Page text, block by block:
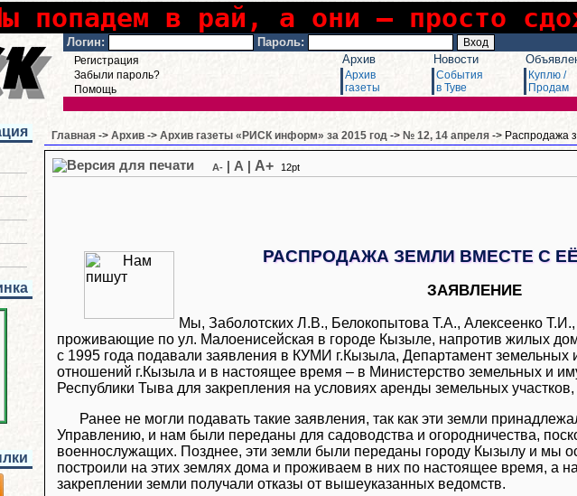
попадем в рай, а они – просто
Логин: Пароль:
Регистрация
Забыли пароль?
Помощь
Архив
Архив
газеты
Новости
События
в Туве
Куплю /
Продам
Главная -> Архив -> Архив газеты «РИСК информ» за 2015 год -> № 12, 14 апреля -> Распродажа
A- A A+ 12pt
РАСПРОДАЖА ЗЕМЛИ ВМЕСТЕ С
ЗАЯВЛЕНИЕ
Мы, Заболотских Л.В., Белокопытова Т.А., Алексеенко
проживающие по ул. Малоенисейская в городе Кызыле, напротив жилых
с 1995 года подавали заявления в КУМИ г.Кызыла, Департамент
отношений г.Кызыла и в настоящее время – в Министерство земельных и
Республики Тыва для закрепления на условиях аренды земельных
Ранее не могли подавать такие заявления, так как эти земли
Управлению, и нам были переданы для садоводства и огородничества,
военнослужащих. Позднее, эти земли были переданы городу Кызылу и мы
построили на этих землях дома и проживаем в них по настоящее время, а
закреплении земли получали отказы от вышеуказанных ведомств.